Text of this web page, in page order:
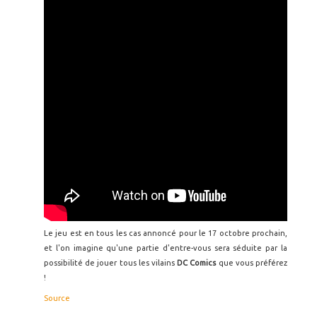
Le jeu est en tous les cas annoncé pour le 17 octobre prochain,
et l'on imagine qu'une partie d'entre-vous sera séduite par la
possibilité de jouer tous les vilains DC Comics que vous préférez
!
Source